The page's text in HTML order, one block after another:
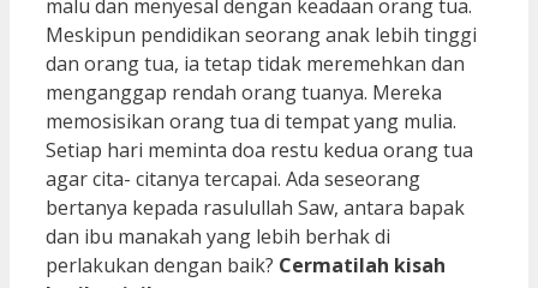
malu dan menyesal dengan keadaan orang tua.
Meskipun pendidikan seorang anak lebih tinggi
dan orang tua, ia tetap tidak meremehkan dan
menganggap rendah orang tuanya. Mereka
memosisikan orang tua di tempat yang mulia.
Setiap hari meminta doa restu kedua orang tua
agar cita- citanya tercapai. Ada seseorang
bertanya kepada rasulullah Saw, antara bapak
dan ibu manakah yang lebih berhak di
perlakukan dengan baik? Cermatilah kisah